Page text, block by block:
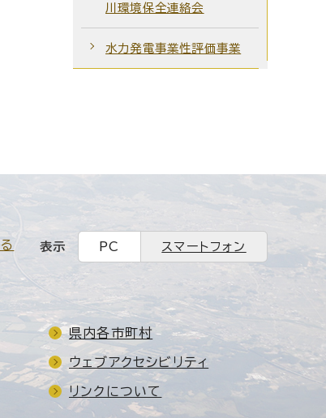
川環境保全連絡会
水力発電事業性評価事業
表示 PC スマートフォン
県内各市町村
ウェブアクセシビリティ
リンクについて